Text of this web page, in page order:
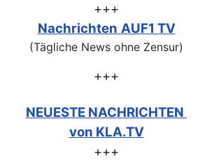
+++
Nachrichten AUF1 TV
(Tägliche News ohne Zensur)
+++
NEUESTE NACHRICHTEN
von KLA.TV
+++